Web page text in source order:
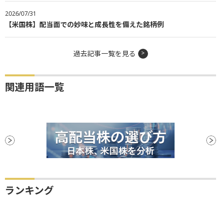
2026/07/31
【米国株】配当面での妙味と成長性を備えた銘柄例
過去記事一覧を見る
関連用語一覧
ランキング